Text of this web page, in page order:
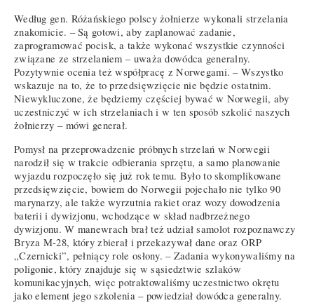
Według gen. Różańskiego polscy żołnierze wykonali strzelania
znakomicie. – Są gotowi, aby zaplanować zadanie,
zaprogramować pocisk, a także wykonać wszystkie czynności
związane ze strzelaniem – uważa dowódca generalny.
Pozytywnie ocenia też współpracę z Norwegami. – Wszystko
wskazuje na to, że to przedsięwzięcie nie będzie ostatnim.
Niewykluczone, że będziemy częściej bywać w Norwegii, aby
uczestniczyć w ich strzelaniach i w ten sposób szkolić naszych
żołnierzy – mówi generał.
Pomysł na przeprowadzenie próbnych strzelań w Norwegii
narodził się w trakcie odbierania sprzętu, a samo planowanie
wyjazdu rozpoczęło się już rok temu. Było to skomplikowane
przedsięwzięcie, bowiem do Norwegii pojechało nie tylko 90
marynarzy, ale także wyrzutnia rakiet oraz wozy dowodzenia
baterii i dywizjonu, wchodzące w skład nadbrzeżnego
dywizjonu. W manewrach brał też udział samolot rozpoznawczy
Bryza M-28, który zbierał i przekazywał dane oraz ORP
„Czernicki”, pełniący role osłony. – Zadania wykonywaliśmy na
poligonie, który znajduje się w sąsiedztwie szlaków
komunikacyjnych, więc potraktowaliśmy uczestnictwo okrętu
jako element jego szkolenia – powiedział dowódca generalny.